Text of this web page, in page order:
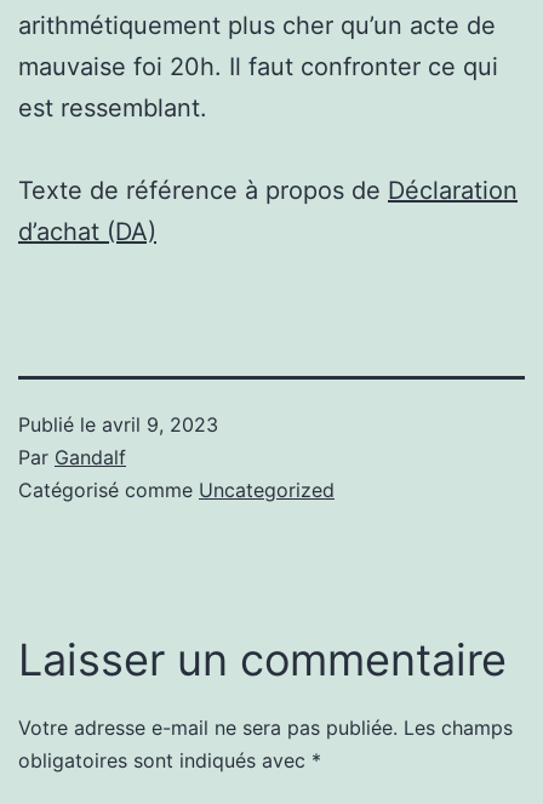
arithmétiquement plus cher qu’un acte de
mauvaise foi 20h. Il faut confronter ce qui
est ressemblant.
Texte de référence à propos de Déclaration
d’achat (DA)
Publié le avril 9, 2023
Par Gandalf
Catégorisé comme Uncategorized
Laisser un commentaire
Votre adresse e-mail ne sera pas publiée. Les champs
obligatoires sont indiqués avec *